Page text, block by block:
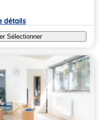
détails
Sélectionner